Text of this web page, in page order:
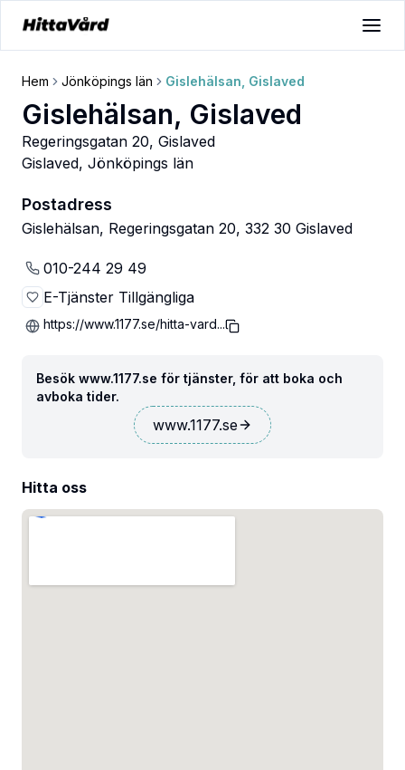
Hem Jönköpings län Gislehälsan, Gislaved
Gislehälsan, Gislaved
Regeringsgatan 20, Gislaved
Gislaved, Jönköpings län
Postadress
Gislehälsan, Regeringsgatan 20, 332 30 Gislaved
010-244 29 49
E-Tjänster Tillgängliga
https://www.1177.se/hitta-vard...
Besök www.1177.se för tjänster, för att boka och
avboka tider.
www.1177.se
Hitta oss